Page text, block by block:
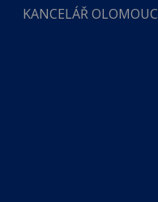
KANCELÁŘ OLOMOUC